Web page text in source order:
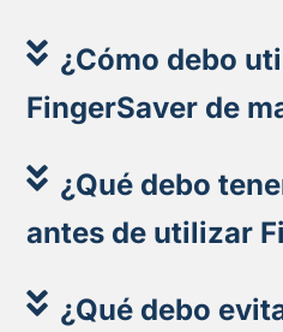
¿Cómo debo
FingerSaver de
¿Qué debo
antes de utilizar
¿Qué debo